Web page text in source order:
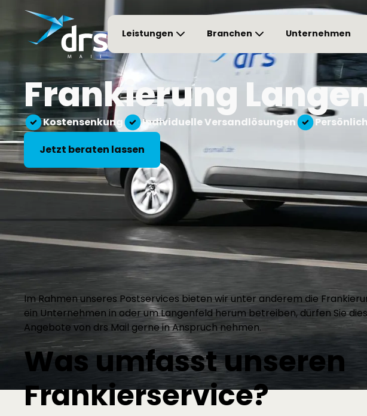
Leistungen Branchen Unternehmen
Frankierung
Kostensenkung Individuelle Versandlösungen
Jetzt beraten lassen
Im Rahmen unseres Postservices bieten wir unter anderem die
ein Unternehmen in oder um Langenfeld herum betreiben, dürfen Sie
Angebote von drs Mail gerne in Anspruch nehmen.
Was umfasst unseren
Frankierservice?